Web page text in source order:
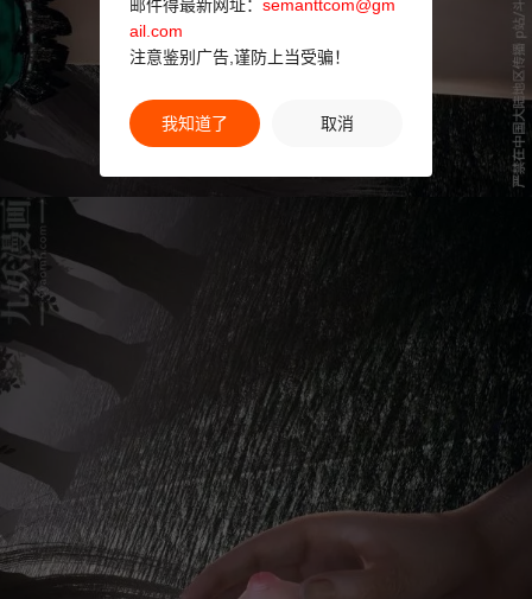
邮件得最新网址： semanttcom@gm
ail.com
注意鉴别广告,谨防上当受骗！
我知道了 取消